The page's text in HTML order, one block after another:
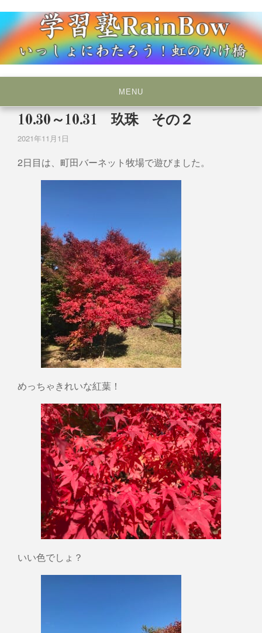
to
content
学習塾RainBow
MENU
10.30～10.31 玖珠 その２
2021年11月1日
2日目は、町田バーネット牧場で遊びました。
めっちゃきれいな紅葉！
いい色でしょ？